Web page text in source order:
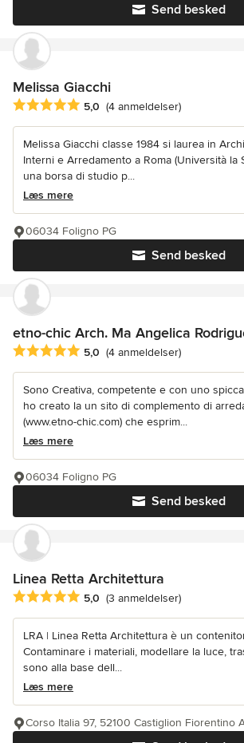
Send besked
Melissa Giacchi
Gennemsnitlig bedømmelse: 5 ud af 5
5,0 (4 anmeldelser)
Melissa Giacchi classe 1984 si laurea in
Interni e Arredamento a Roma (Università la
una borsa di studio p...
Læs mere
Send besked
06034 Foligno PG
etno-chic Arch. Ma Angelica
Gennemsnitlig bedømmelse: 5 ud af 5
5,0 (4 anmeldelser)
Sono Creativa, competente e con uno
ho creato la un sito di complemento di
(www.etno-chic.com) che esprim...
Læs mere
Send besked
06034 Foligno PG
Linea Retta Architettura
Gennemsnitlig bedømmelse: 5 ud af 5
5,0 (3 anmeldelser)
LRA | Linea Retta Architettura è un
Contaminare i materiali, modellare la luce,
sono alla base dell...
Læs mere
Corso Italia 97, 52100 Castiglion Fiorentino